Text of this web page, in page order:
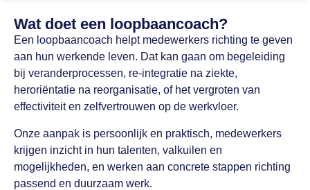
Wat doet een loopbaancoach?
Een loopbaancoach helpt medewerkers richting te geven
aan hun werkende leven. Dat kan gaan om begeleiding
bij veranderprocessen, re-integratie na ziekte,
heroriëntatie na reorganisatie, of het vergroten van
effectiviteit en zelfvertrouwen op de werkvloer.
Onze aanpak is persoonlijk en praktisch, medewerkers
krijgen inzicht in hun talenten, valkuilen en
mogelijkheden, en werken aan concrete stappen richting
passend en duurzaam werk.